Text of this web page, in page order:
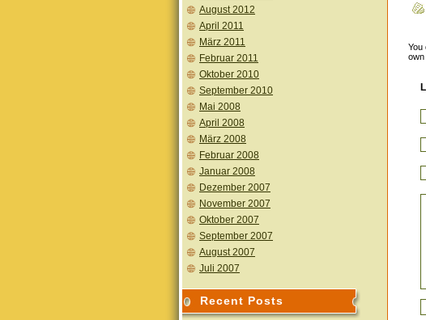
August 2012
April 2011
März 2011
Februar 2011
Oktober 2010
September 2010
Mai 2008
April 2008
März 2008
Februar 2008
Januar 2008
Dezember 2007
November 2007
Oktober 2007
September 2007
August 2007
Juli 2007
Recent Posts
You
own